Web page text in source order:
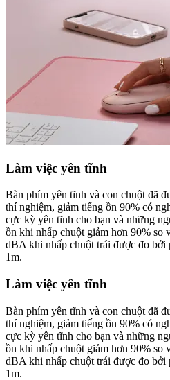
Làm việc yên tĩnh
Bàn phím yên tĩnh và con chuột đã
thí nghiệm, giảm tiếng ồn 90% có
cực kỳ yên tĩnh cho bạn và những
ồn khi nhấp chuột giảm hơn 90%
dBA khi nhấp chuột trái được đo bởi
1m.
Làm việc yên tĩnh
Bàn phím yên tĩnh và con chuột đã
thí nghiệm, giảm tiếng ồn 90% có
cực kỳ yên tĩnh cho bạn và những
ồn khi nhấp chuột giảm hơn 90%
dBA khi nhấp chuột trái được đo bởi
1m.